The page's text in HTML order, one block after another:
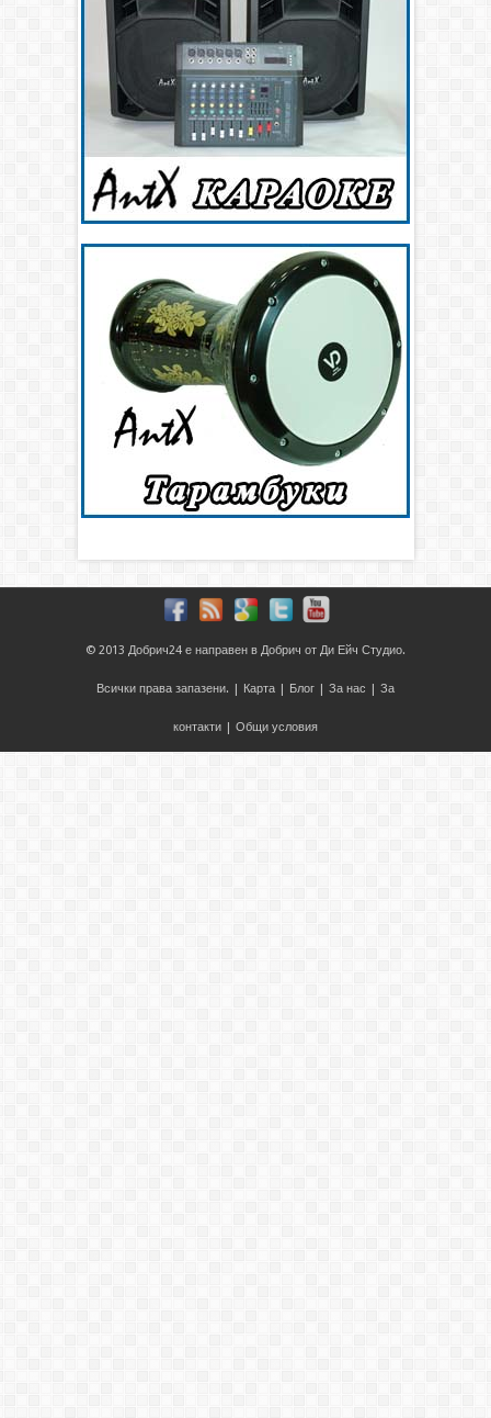
© 2013 Добрич24 е направен в Добрич от Ди Ейч Студио.
Всички права запазени. | Карта | Блог | За нас | За
контакти | Общи условия